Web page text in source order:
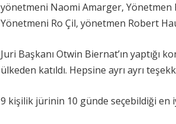
yönetmeni Naomi Amarger, Yönetmen
Yönetmeni Ro Çil, yönetmen Robert
Juri Başkanı Otwin Biernat’ın yaptığı
ülkeden katıldı. Hepsine ayrı ayrı
9 kişilik jürinin 10 günde seçebildiği en